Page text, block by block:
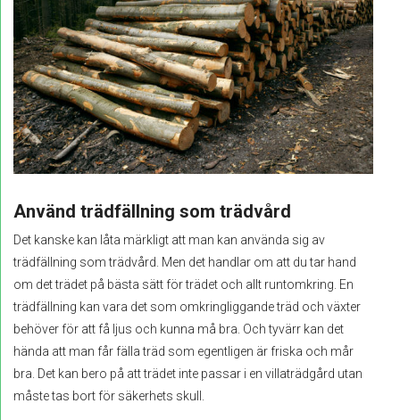
Använd trädfällning som trädvård
Det kanske kan låta märkligt att man kan använda sig av
trädfällning som trädvård. Men det handlar om att du tar hand
om det trädet på bästa sätt för trädet och allt runtomkring. En
trädfällning kan vara det som omkringliggande träd och växter
behöver för att få ljus och kunna må bra. Och tyvärr kan det
hända att man får fälla träd som egentligen är friska och mår
bra. Det kan bero på att trädet inte passar i en villaträdgård utan
måste tas bort för säkerhets skull.